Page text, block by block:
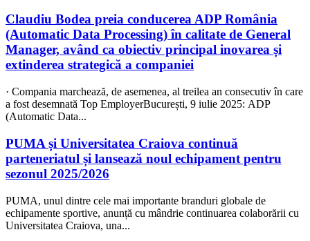
Claudiu Bodea preia conducerea ADP România
(Automatic Data Processing) în calitate de General
Manager, având ca obiectiv principal inovarea și
extinderea strategică a companiei
· Compania marchează, de asemenea, al treilea an consecutiv în care
a fost desemnată Top EmployerBucurești, 9 iulie 2025: ADP
(Automatic Data...
PUMA și Universitatea Craiova continuă
parteneriatul și lansează noul echipament pentru
sezonul 2025/2026
PUMA, unul dintre cele mai importante branduri globale de
echipamente sportive, anunță cu mândrie continuarea colaborării cu
Universitatea Craiova, una...